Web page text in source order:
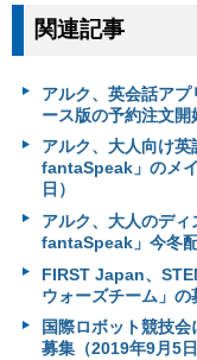
関連記事
アルク、英会話ア
ース版の予約注文開
アルク、大人向け
fantaSpeak」のメ
日）
アルク、大人のデ
fantaSpeak」今冬
FIRST Japan、
ウォーズチーム」の
国際ロボット競技
募集（2019年9月5日